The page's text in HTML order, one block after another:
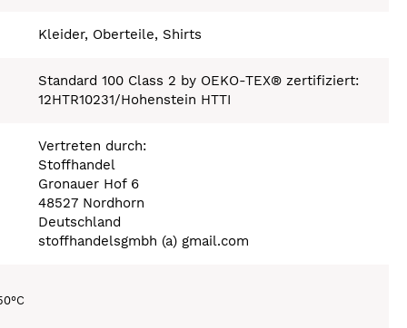
Kleider, Oberteile, Shirts
Standard 100 Class 2 by OEKO-TEX® zertifiziert:
12HTR10231/Hohenstein HTTI
Vertreten durch:
Stoffhandel
Gronauer Hof 6
48527 Nordhorn
Deutschland
stoffhandelsgmbh (a) gmail.com